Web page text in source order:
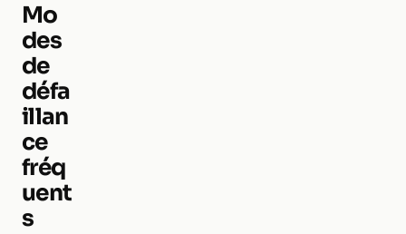
Mo
des
de
défa
illan
ce
fréq
uent
s